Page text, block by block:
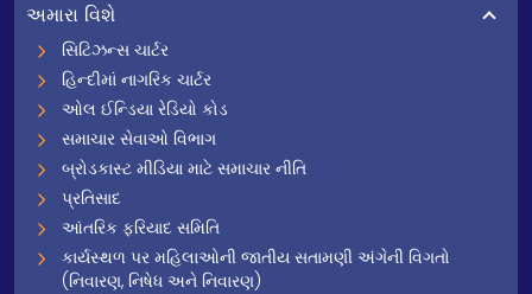
અમારા વિશે
સિટિઝન્સ ચાર્ટર
હિન્દીમાં નાગરિક ચાર્ટર
ઓલ ઈન્ડિયા રેડિયો કોડ
સમાચાર સેવાઓ વિભાગ
બ્રોડકાસ્ટ મીડિયા માટે સમાચાર નીતિ
પ્રતિસાદ
આંતરિક ફરિયાદ સમિતિ
કાર્યસ્થળ પર મહિલાઓની જાતીય સતામણી અંગેની વિગતો
(નિવારણ, નિષેધ અને નિવારણ)